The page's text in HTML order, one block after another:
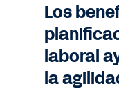
Los
laboral
la